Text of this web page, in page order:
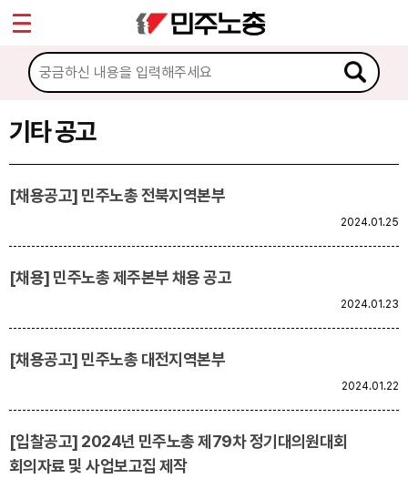
기타 공고
[채용공고] 민주노총 전북지역본부
2024.01.25
[채용] 민주노총 제주본부 채용 공고
2024.01.23
[채용공고] 민주노총 대전지역본부
2024.01.22
[입찰공고] 2024년 민주노총 제79차 정기대의원대회
회의자료 및 사업보고집 제작
마이페이지
소개
소식
공지사항
성명·보도
노동상담
업무
Sketchbook5, 스케치북5
Sketchbook5, 스케치북5